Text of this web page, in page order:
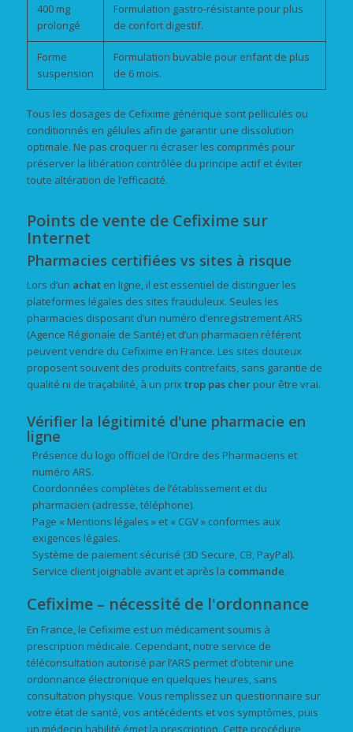
400 mg
prolongé
Formulation gastro-résistante pour plus
de confort digestif.
Forme
suspension
Formulation buvable pour enfant de plus
de 6 mois.
Tous les dosages de Cefixime générique sont pelliculés ou
conditionnés en gélules afin de garantir une dissolution
optimale. Ne pas croquer ni écraser les comprimés pour
préserver la libération contrôlée du principe actif et éviter
toute altération de l’efficacité.
Points de vente de Cefixime sur
Internet
Pharmacies certifiées vs sites à risque
Lors d’un achaten ligne, il est essentiel de distinguer les
plateformes légales des sites frauduleux. Seules les
pharmacies disposant d’un numéro d’enregistrement ARS
(Agence Régionale de Santé) et d’un pharmacien référent
peuvent vendre du Cefixime en France. Les sites douteux
proposent souvent des produits contrefaits, sans garantie de
qualité ni de traçabilité, à un prixtrop pas cherpour être vrai.
Vérifier la légitimité d'une pharmacie en
ligne
Présence du logo officiel de l’Ordre des Pharmaciens et
numéro ARS.
Coordonnées complètes de l’établissement et du
pharmacien (adresse, téléphone).
Page « Mentions légales » et « CGV » conformes aux
exigences légales.
Système de paiement sécurisé (3D Secure, CB, PayPal).
Service client joignable avant et après la commande.
Cefixime – nécessité de l'ordonnance
En France, le Cefixime est un médicament soumis à
prescription médicale. Cependant, notre service de
téléconsultation autorisé par l’ARS permet d’obtenir une
ordonnance électronique en quelques heures, sans
consultation physique. Vous remplissez un questionnaire sur
votre état de santé, vos antécédents et vos symptômes, puis
un médecin habilité émet la prescription. Cette procédure